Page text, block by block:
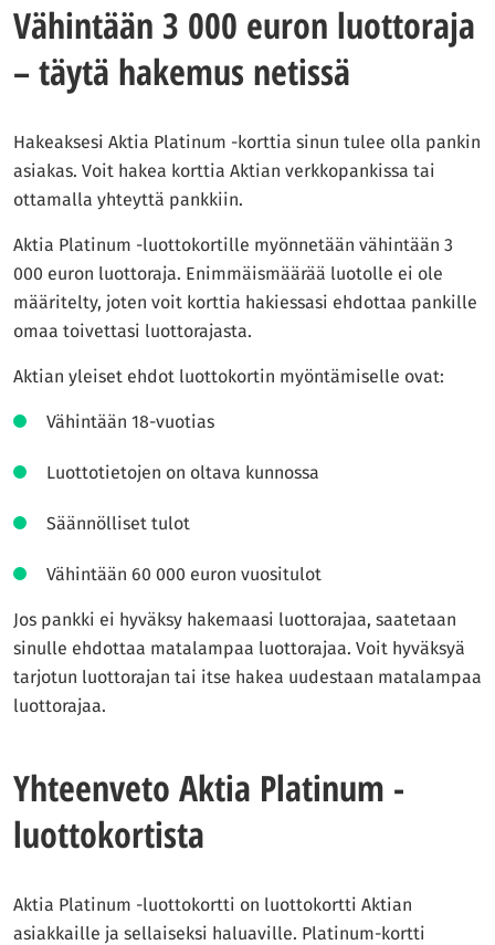
Vähintään 3 000 euron luottoraja
– täytä hakemus netissä
Hakeaksesi Aktia Platinum -korttia sinun tulee olla pankin
asiakas. Voit hakea korttia Aktian verkkopankissa tai
ottamalla yhteyttä pankkiin.
Aktia Platinum -luottokortille myönnetään vähintään 3
000 euron luottoraja. Enimmäismäärää luotolle ei ole
määritelty, joten voit korttia hakiessasi ehdottaa pankille
omaa toivettasi luottorajasta.
Aktian yleiset ehdot luottokortin myöntämiselle ovat:
Vähintään 18-vuotias
Luottotietojen on oltava kunnossa
Säännölliset tulot
Vähintään 60 000 euron vuositulot
Jos pankki ei hyväksy hakemaasi luottorajaa, saatetaan
sinulle ehdottaa matalampaa luottorajaa. Voit hyväksyä
tarjotun luottorajan tai itse hakea uudestaan matalampaa
luottorajaa.
Yhteenveto Aktia Platinum -
luottokortista
Aktia Platinum -luottokortti on luottokortti Aktian
asiakkaille ja sellaiseksi haluaville. Platinum-kortti